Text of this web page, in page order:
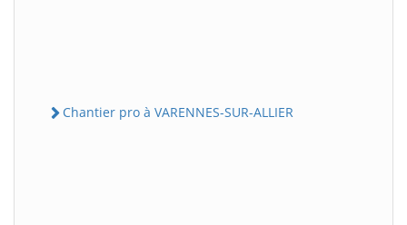
Chantier pro à VARENNES-SUR-ALLIER